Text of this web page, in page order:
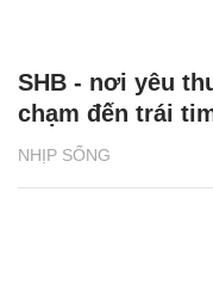
NHỊP SỐNG
SHB - nơi yêu
chạm đến trái